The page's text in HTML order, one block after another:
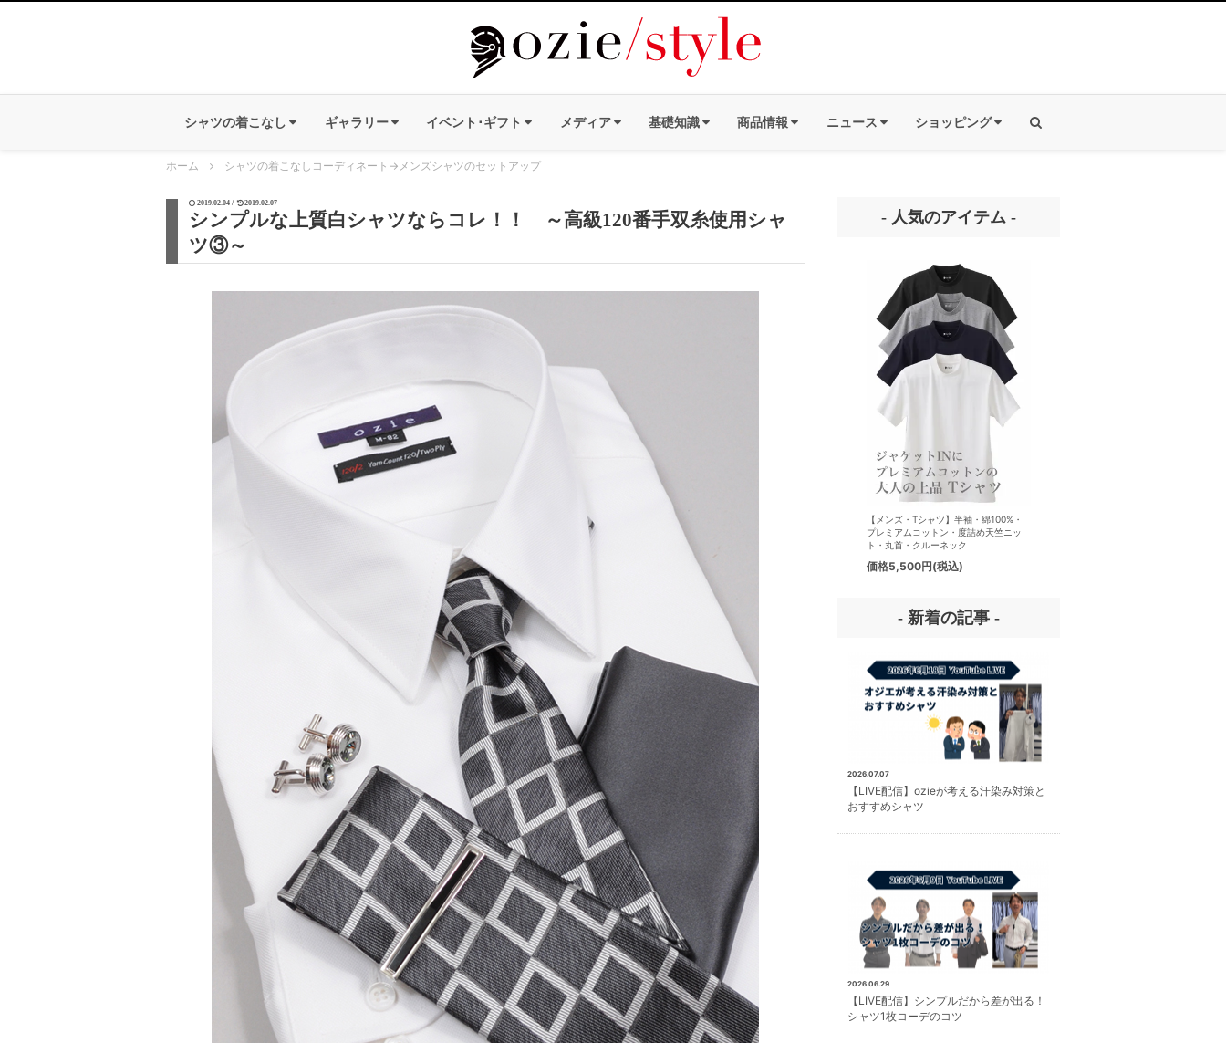
シャツの着こなし ギャラリー イベント･ギフト メディア 基礎知識 商品情報 ニュース ショッピング
ホーム シャツの着こなしコーディネート → メンズシャツのセットアップ
2019.02.04 / 2019.02.07
シンプルな上質白シャツならコレ！！ ～高級120番手双糸使用シャ
ツ③～
- 人気のアイテム -
【メンズ・ドレスシャツ・ワイシャツ・
半袖】ナチュラルフィット・クールマッ
クス・ドライ・形態安定・オックスフォ
ード・イタリアンカラー・ボタンダウ
ン・スキッパー・第一ボタン無し
7,150円
【メンズ・Tシャツ】半袖・綿100%・
プレミアムコットン・度詰め天竺ニッ
ト・丸首・クルーネック
価格5,500円(税込)
- 新着の記事 -
2026.07.07
【LIVE配信】ozieが考える汗染み対策と
おすすめシャツ
2026.06.29
【LIVE配信】シンプルだから差が出る！
シャツ1枚コーデのコツ